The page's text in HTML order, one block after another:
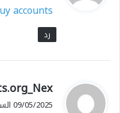
ل
accounts
رد
ي
ق
09/05/2025 الساعة 19:15